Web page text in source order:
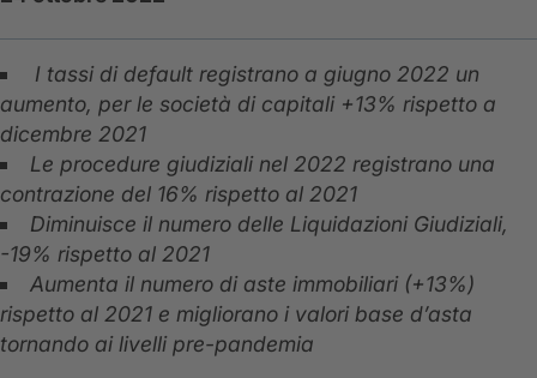
I tassi di default registrano a giugno 2022 un
aumento, per le società di capitali +13% rispetto a
dicembre 2021
Le procedure giudiziali nel 2022 registrano una
contrazione del 16% rispetto al 2021
Diminuisce il numero delle Liquidazioni Giudiziali,
-19% rispetto al 2021
Aumenta il numero di aste immobiliari (+13%)
rispetto al 2021 e migliorano i valori base d’asta
tornando ai livelli pre-pandemia